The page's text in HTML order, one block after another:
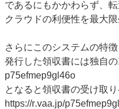
であるにもかかわらず、
クラウドの利便性を最大
さらにこのシステムの特
発行した領収書には独自
p75efmep9gl46o
となると領収書の受け取
https://r.vaa.jp/